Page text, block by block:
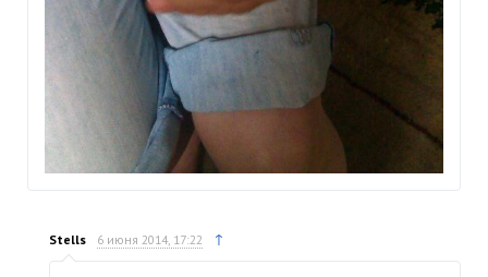
Stells 6 июня 2014, 17:22 ↑